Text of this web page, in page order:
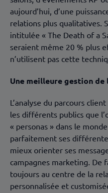
aujourd’hui, d’une
relations plus qualitatives.
intitulée « The Death of a
seraient même 20 % plus
n’utilisent pas cette
Une meilleure gestion
L’analyse du parcours
les différents publics que
« personas » dans le
parfaitement ses
mieux orienter ses
campagnes marketing. De
toujours au centre de la
personnalisée et